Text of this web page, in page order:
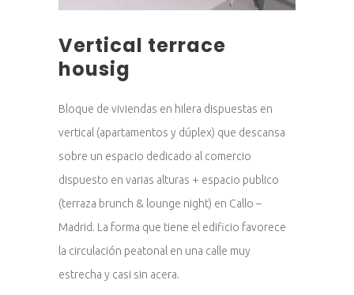
Vertical terrace
housig
Bloque de viviendas en hilera dispuestas en
vertical (apartamentos y dúplex) que descansa
sobre un espacio dedicado al comercio
dispuesto en varias alturas + espacio publico
(terraza brunch & lounge night) en Callo –
Madrid. La forma que tiene el edificio favorece
la circulación peatonal en una calle muy
estrecha y casi sin acera.